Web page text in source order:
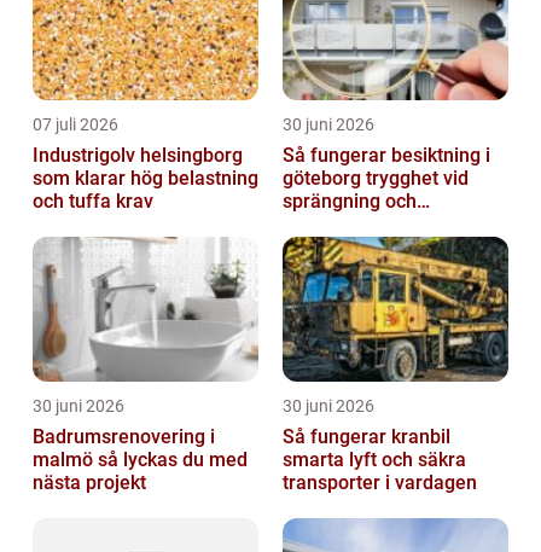
07 juli 2026
Industrigolv helsingborg
som klarar hög belastning
och tuffa krav
30 juni 2026
Så fungerar besiktning i
göteborg trygghet vid
sprängning och
30 juni 2026
Badrumsrenovering i
malmö så lyckas du med
nästa projekt
30 juni 2026
Så fungerar kranbil
smarta lyft och säkra
transporter i vardagen